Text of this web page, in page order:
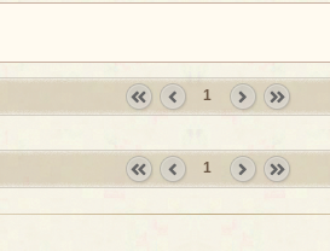
first prev
1
›
»
1